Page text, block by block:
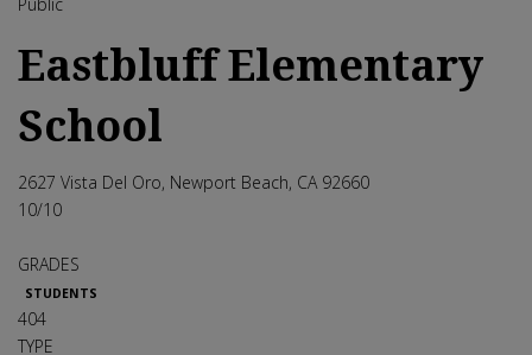
Eastbluff Elementary
School
2627 Vista Del Oro, Newport Beach, CA 92660
10/10
GRADES
STUDENTS
404
TYPE